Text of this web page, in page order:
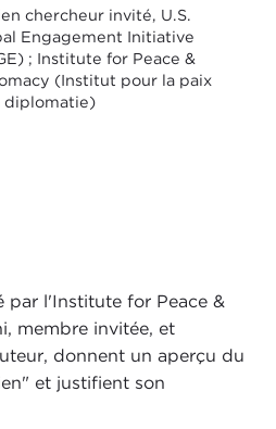
chercheur invité, U.S.
Engagement Initiative
; Institute for Peace &
(Institut pour la paix
diplomatie)
par l'Institute for Peace &
membre invitée, et
donnent un aperçu du
et justifient son